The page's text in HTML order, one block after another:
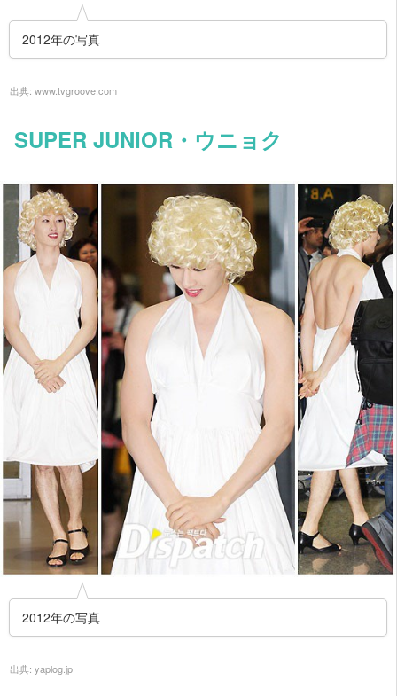
2012年の写真
出典: www.tvgroove.com
SUPER JUNIOR・ウニョク
2012年の写真
出典: yaplog.jp